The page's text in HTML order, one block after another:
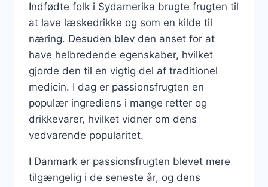
Indfødte folk i Sydamerika brugte frugten til
at lave læskedrikke og som en kilde til
næring. Desuden blev den anset for at
have helbredende egenskaber, hvilket
gjorde den til en vigtig del af traditionel
medicin. I dag er passionsfrugten en
populær ingrediens i mange retter og
drikkevarer, hvilket vidner om dens
vedvarende popularitet.
I Danmark er passionsfrugten blevet mere
tilgængelig i de seneste år, og dens